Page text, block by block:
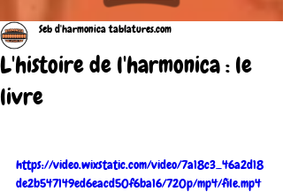
L'histoire de l'harmonica : le
livre
Seb d'harmonica tablatures.com
https://video.wixstatic.com/video/7a18c3_46a2d18
de2b547149ed6eacd50f6ba16/720p/mp4/file.mp4